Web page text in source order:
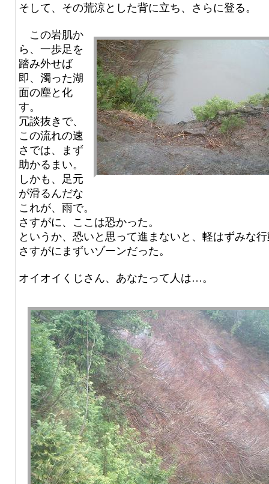
そして、その荒涼とした背に立ち、さらに登る。
この岩肌か
ら、一歩足を
踏み外せば
即、濁った湖
面の塵と化
す。
冗談抜きで、
この流れの速
さでは、まず
助かるまい。
しかも、足元
が滑るんだな
これが、雨で。
さすがに、ここは恐かった。
というか、恐いと思って進まないと、軽はずみな
さすがにまずいゾーンだった。
オイオイくじさん、あなたって人は…。